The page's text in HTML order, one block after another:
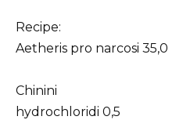
Recipe:
Aetheris pro narcosi 35,0
Chinini
hydrochloridi 0,5